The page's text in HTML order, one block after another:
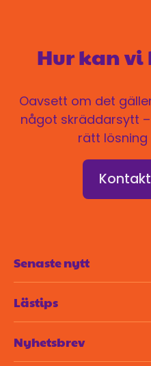
Hur kan
Oavsett om det
något skräddarsytt
rätt
Senaste nytt
Lästips
Blogg
Nyhetsbrev